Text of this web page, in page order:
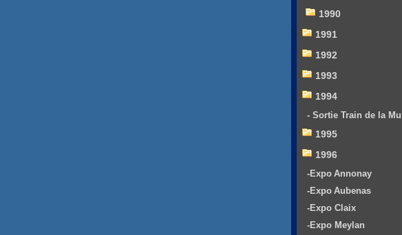
1990
1991
1992
1993
1994
- Sortie Train de la
1995
1996
-Expo Annonay
-Expo Aubenas
-Expo Claix
-Expo Meylan